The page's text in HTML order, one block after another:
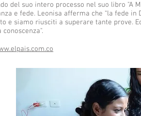
del suo intero processo nel suo libro "A
e fede. Leonisa afferma che “la fede
e siamo riusciti a superare tante prove.